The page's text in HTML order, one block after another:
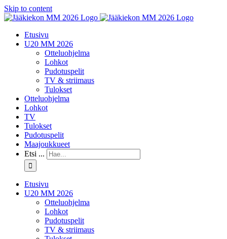
Skip to content
Etusivu
U20 MM 2026
Otteluohjelma
Lohkot
Pudotuspelit
TV & striimaus
Tulokset
Otteluohjelma
Lohkot
TV
Tulokset
Pudotuspelit
Maajoukkueet
Etsi ...
Etusivu
U20 MM 2026
Otteluohjelma
Lohkot
Pudotuspelit
TV & striimaus